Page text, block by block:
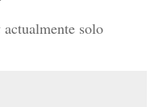
solo